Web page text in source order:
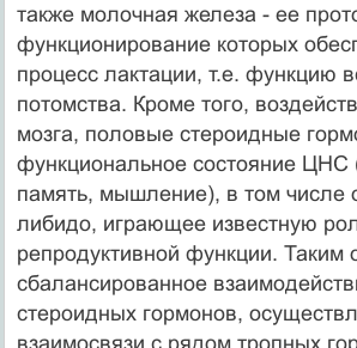
также молочная железа - ее
функционирование которых
процесс лактации, т.е. функцию
потомства. Кроме того,
мозга, половые стероидные
функцио­нальное состояние ЦНС
память, мышление), в том числе
либидо, играющее известную
репродуктивной функции. Таким
сбалансированное
стероид­ных гормонов,
взаимосвязи с рядом тропных